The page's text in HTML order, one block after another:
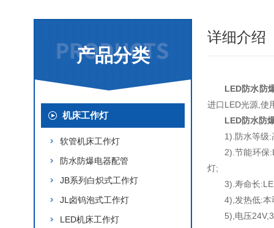
产品分类
机床工作灯
软管机床工作灯
防水防爆电器配管
JB系列白炽式工作灯
JL卤钨泡式工作灯
LED机床工作灯
详细介绍
LED防水防
进口LED光源,使
LED防水防
1).防水等级
2).节能环保
灯;
3).寿命长
4),发热低:本
5),电压